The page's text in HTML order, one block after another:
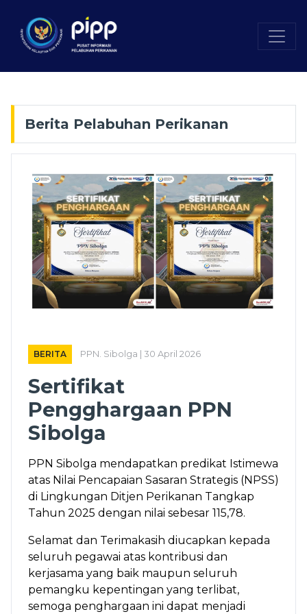
Berita Pelabuhan Perikanan
BERITA PPN. Sibolga | 30 April 2026
Sertifikat
Pengghargaan PPN
Sibolga
PPN Sibolga mendapatkan predikat Istimewa
atas Nilai Pencapaian Sasaran Strategis (NPSS)
di Lingkungan Ditjen Perikanan Tangkap
Tahun 2025 dengan nilai sebesar 115,78.
Selamat dan Terimakasih diucapkan kepada
seluruh pegawai atas kontribusi dan
kerjasama yang baik maupun seluruh
pemangku kepentingan yang terlibat,
semoga penghargaan ini dapat menjadi